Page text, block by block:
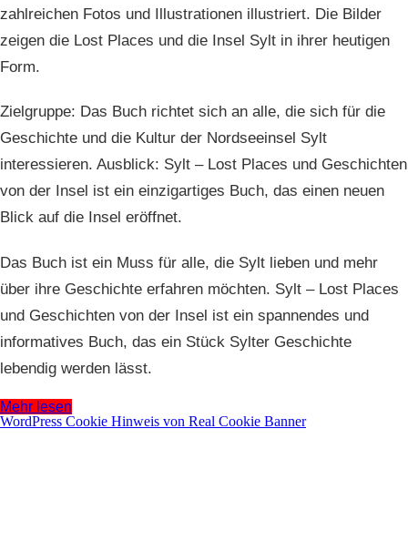
zahlreichen Fotos und Illustrationen illustriert. Die Bilder
zeigen die Lost Places und die Insel Sylt in ihrer heutigen
Form.
Zielgruppe: Das Buch richtet sich an alle, die sich für die
Geschichte und die Kultur der Nordseeinsel Sylt
interessieren. Ausblick: Sylt – Lost Places und Geschichten
von der Insel ist ein einzigartiges Buch, das einen neuen
Blick auf die Insel eröffnet.
Das Buch ist ein Muss für alle, die Sylt lieben und mehr
über ihre Geschichte erfahren möchten. Sylt – Lost Places
und Geschichten von der Insel ist ein spannendes und
informatives Buch, das ein Stück Sylter Geschichte
lebendig werden lässt.
Mehr lesen
WordPress Cookie Hinweis von Real Cookie Banner